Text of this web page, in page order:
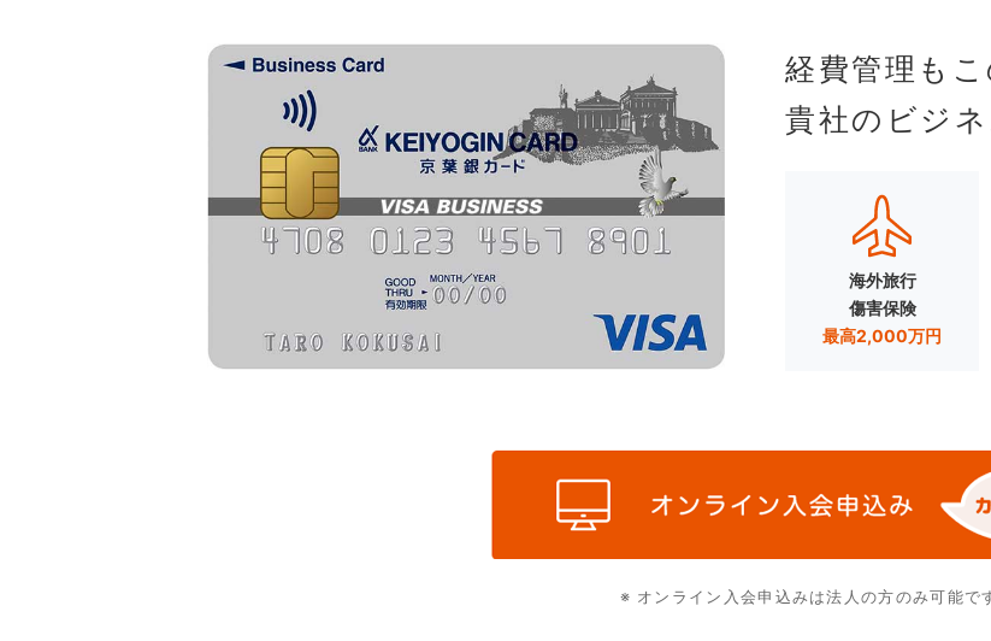
経費管理もこ
貴社のビジ
海外旅行
傷害保険
最高2,000万円
※ オンライン入会申込みは法人の方のみ可能で